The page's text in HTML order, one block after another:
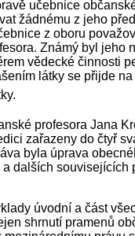
učebnice
žádnému z jeho
z oboru
Známý byl jeho
vědecké činnosti
látky se přijde
profesora Jana
zařazeny do čtyř
byla úprava
dalších souvisejících
úvodní a část
shrnutí pramenů